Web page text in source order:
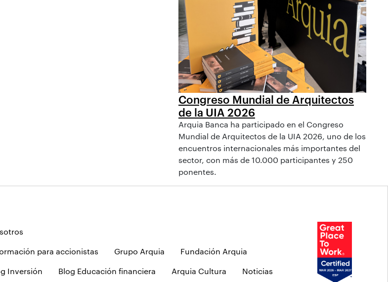
Congreso Mundial de Arquitectos
de la UIA 2026
Arquia Banca ha participado en el Congreso
Mundial de Arquitectos de la UIA 2026, uno de los
encuentros internacionales más importantes del
sector, con más de 10.000 participantes y 250
ponentes.
para accionistas Grupo Arquia Fundación Arquia
Inversión Blog Educación financiera Arquia Cultura Noticias